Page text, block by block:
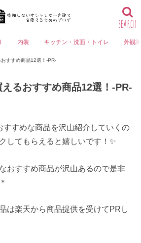
search
内装 キッチン・洗面・トイレ 外観
おすすめ商品12選！-PR-
えるおすすめ商品12選！-PR-
すすめな商品を沢山紹介していくの
してもらえると嬉しいです！✨
おすすめ商品が沢山あるので是非
は楽天から商品提供を受けてPRし